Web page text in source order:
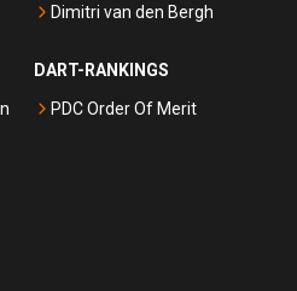
Dimitri van den Bergh
DART-RANKINGS
PDC Order Of Merit